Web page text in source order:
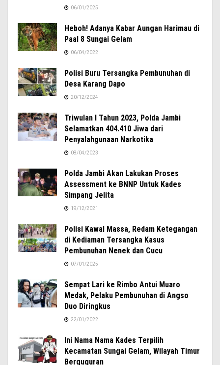
06/01/2025
Heboh! Adanya Kabar Aungan Harimau di
Paal 8 Sungai Gelam
06/04/2022
Polisi Buru Tersangka Pembunuhan di
Desa Karang Dapo
20/12/2024
Triwulan I Tahun 2023, Polda Jambi
Selamatkan 404.410 Jiwa dari
Penyalahgunaan Narkotika
08/04/2023
Polda Jambi Akan Lakukan Proses
Assessment ke BNNP Untuk Kades
Simpang Jelita
19/12/2021
Polisi Kawal Massa, Redam Ketegangan
di Kediaman Tersangka Kasus
Pembunuhan Nenek dan Cucu
07/01/2025
Sempat Lari ke Rimbo Antui Muaro
Medak, Pelaku Pembunuhan di Angso
Duo Diringkus
22/01/2022
Ini Nama Nama Kades Terpilih
Kecamatan Sungai Gelam, Wilayah Timur
Berguguran